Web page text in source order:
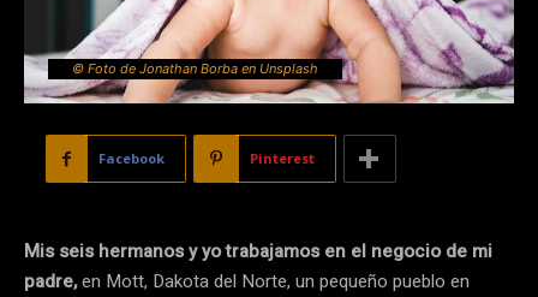
© Foto de Jonathan Borba en Unsplash
Facebook Pinterest
Mis seis hermanos y yo trabajamos en el negocio de mi
padre,en Mott, Dakota del Norte, un pequeño pueblo en